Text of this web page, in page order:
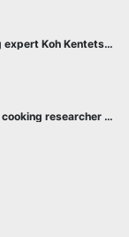
expert Koh Kentetsu
researcher /